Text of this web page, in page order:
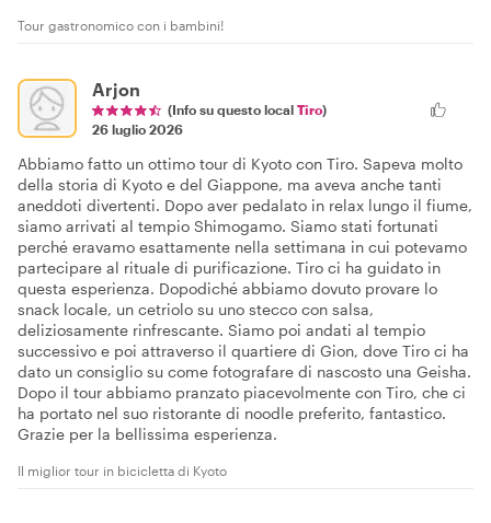
Tour gastronomico con i bambini!
Arjon
(Info su questo local Tiro)
26 luglio 2026
Abbiamo fatto un ottimo tour di Kyoto con Tiro. Sapeva molto
della storia di Kyoto e del Giappone, ma aveva anche tanti
aneddoti divertenti. Dopo aver pedalato in relax lungo il fiume,
siamo arrivati al tempio Shimogamo. Siamo stati fortunati
perché eravamo esattamente nella settimana in cui potevamo
partecipare al rituale di purificazione. Tiro ci ha guidato in
questa esperienza. Dopodiché abbiamo dovuto provare lo
snack locale, un cetriolo su uno stecco con salsa,
deliziosamente rinfrescante. Siamo poi andati al tempio
successivo e poi attraverso il quartiere di Gion, dove Tiro ci ha
dato un consiglio su come fotografare di nascosto una Geisha.
Dopo il tour abbiamo pranzato piacevolmente con Tiro, che ci
ha portato nel suo ristorante di noodle preferito, fantastico.
Grazie per la bellissima esperienza.
Il miglior tour in bicicletta di Kyoto